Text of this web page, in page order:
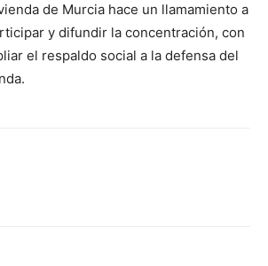
de Murcia hace un llamamiento a
y difundir la concentración, con
el respaldo social a la defensa del